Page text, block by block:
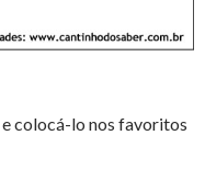
e colocá-lo nos favoritos